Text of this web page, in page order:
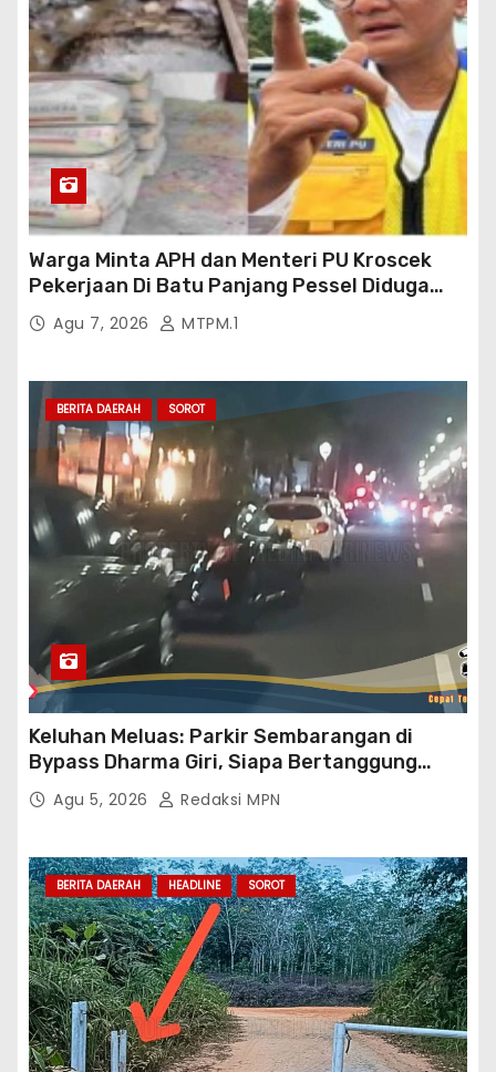
Warga Minta APH dan Menteri PU Kroscek
Pekerjaan Di Batu Panjang Pessel Diduga
Banyak Cacat Mutu Dan Kurang Volume
Satuan Pekerjaan Dan Bisa Bisanya
Padang
Agu 7, 2026 MTPM.1
BERITA DAERAH SOROT
Keluhan Meluas: Parkir Sembarangan di
Bypass Dharma Giri, Siapa Bertanggung
Jawab?
Agu 5, 2026 Redaksi MPN
BERITA DAERAH HEADLINE SOROT